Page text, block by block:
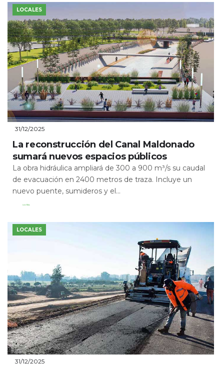
LOCALES
31/12/2025
La reconstrucción del Canal Maldonado
sumará nuevos espacios públicos
La obra hidráulica ampliará de 300 a 900 m³/s su caudal
de evacuación en 2400 metros de traza. Incluye un
nuevo puente, sumideros y el...
Leer Más
LOCALES
31/12/2025